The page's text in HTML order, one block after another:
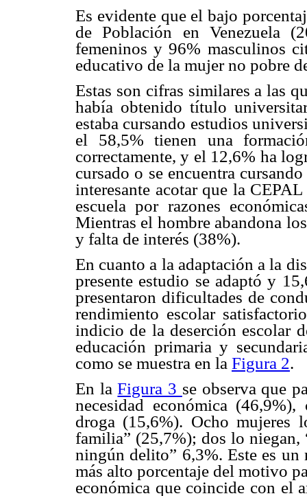
Es evidente que el bajo
de Población en Venezuela
femeninos y 96% masculinos
educativo de la mujer no pobre
Estas son cifras similares a las
había obtenido título
estaba cursando estudios
el 58,5% tienen una
correctamente, y el 12,6% ha
cursado o se encuentra
interesante acotar que la
escuela por razones
Mientras el hombre abandona
y falta de interés (38%).
En cuanto a la adaptación a la
presente estudio se adaptó y
presentaron dificultades de
rendimiento escolar
indicio de la deserción escolar
educación primaria y
como se muestra en la Figura 2.
En laFigura 3 se observa que
necesidad económica
droga (15,6%). Ocho mujeres
familia” (25,7%); dos lo niegan,
ningún delito” 6,3%. Este es un
más alto porcentaje del motivo
económica que coincide con el